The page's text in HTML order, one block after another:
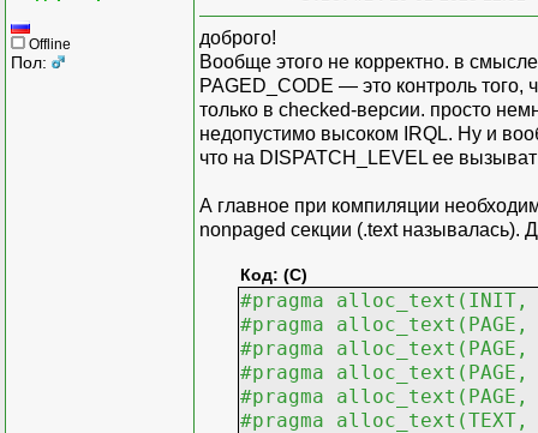
Offline
Пол:
доброго!
Вообще этого не корректно. в
PAGED_CODE — это контроль того,
только в checked-версии. просто
недопустимо высоком IRQL. Ну и
что на DISPATCH_LEVEL ее
А главное при компиляции
nonpaged секции (.text называлась).
Код: (C)
#pragma
#pragma
#pragma alloc_text(PAGE,
#pragma
#pragma alloc_text(PAGE,
#pragma alloc_text(TEXT,